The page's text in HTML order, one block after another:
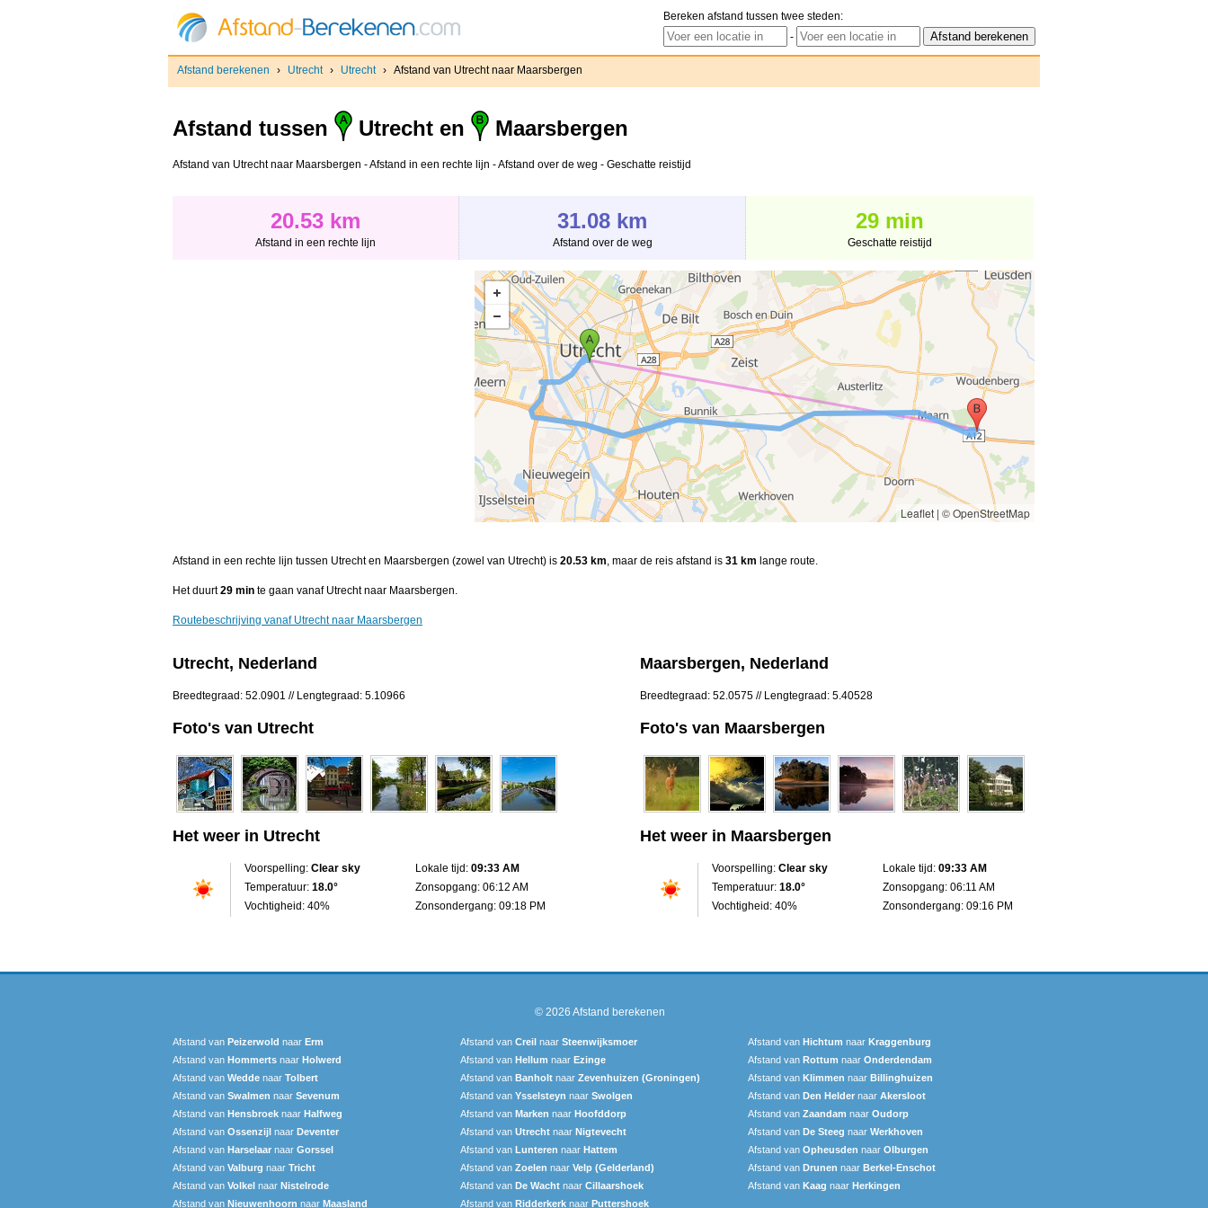
Bereken afstand tussen twee steden:
-
Afstand berekenen › Utrecht › Utrecht › Afstand van Utrecht naar Maarsbergen
Afstand tussen Utrecht en Maarsbergen
Afstand van Utrecht naar Maarsbergen - Afstand in een rechte lijn - Afstand over de weg - Geschatte reistijd
20.53 km
Afstand in een rechte lijn
31.08 km
Afstand over de weg
29 min
Geschatte reistijd
Leaflet | © OpenStreetMap
Afstand in een rechte lijn tussen Utrecht en Maarsbergen (zowel van Utrecht) is 20.53 km, maar de reis afstand is 31 km lange route.
Het duurt29 min te gaan vanaf Utrecht naar Maarsbergen.
Routebeschrijving vanaf Utrecht naar Maarsbergen
Utrecht, Nederland
Breedtegraad: 52.0901 // Lengtegraad: 5.10966
Foto's van Utrecht
Het weer in Utrecht
Voorspelling: Clear sky
Temperatuur: 18.0°
Vochtigheid: 40%
Lokale tijd: 09:33 AM
Zonsopgang: 06:12 AM
Zonsondergang: 09:18 PM
Maarsbergen, Nederland
Breedtegraad: 52.0575 // Lengtegraad: 5.40528
Foto's van Maarsbergen
Het weer in Maarsbergen
Voorspelling: Clear sky
Temperatuur: 18.0°
Vochtigheid: 40%
Lokale tijd: 09:33 AM
Zonsopgang: 06:11 AM
Zonsondergang: 09:16 PM
© 2026 Afstand berekenen
Afstand van Peizerwold naar Erm Afstand van Creil naar Steenwijksmoer Afstand van Hichtum naar Kraggenburg
Afstand van Hommerts naar Holwerd Afstand van Hellum naar Ezinge Afstand van Rottum naar Onderdendam
Afstand van Wedde naar Tolbert Afstand van Banholt naar Zevenhuizen (Groningen) Afstand van Klimmen naar Billinghuizen
Afstand van Swalmen naar Sevenum Afstand van Ysselsteyn naar Swolgen Afstand van Den Helder naar Akersloot
Afstand van Hensbroek naar Halfweg Afstand van Marken naar Hoofddorp Afstand van Zaandam naar Oudorp
Afstand van Ossenzijl naar Deventer Afstand van Utrecht naar Nigtevecht Afstand van De Steeg naar Werkhoven
Afstand van Harselaar naar Gorssel Afstand van Lunteren naar Hattem Afstand van Opheusden naar Olburgen
Afstand van Valburg naar Tricht Afstand van Zoelen naar Velp (Gelderland) Afstand van Drunen naar Berkel-Enschot
Afstand van Volkel naar Nistelrode Afstand van De Wacht naar Cillaarshoek Afstand van Kaag naar Herkingen
Afstand van Nieuwenhoorn naar Maasland Afstand van Ridderkerk naar Puttershoek